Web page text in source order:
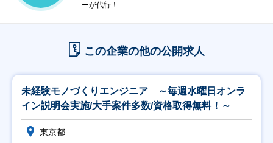
ーが代行！
この企業の他の公開求人
未経験モノづくりエンジニア ～毎週水曜日オンラ
イン説明会実施/大手案件多数/資格取得無料！～
東京都